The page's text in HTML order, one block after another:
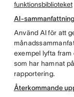
funktionsbiblioteket
AI-
Använd AI för att
exempel lyfta
som har hamnat
rapportering.
Återkommande